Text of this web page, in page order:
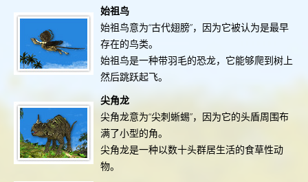
始祖鸟
始祖鸟意为“古代翅膀”，因为它被认为是最早
存在的鸟类。
始祖鸟是一种带羽毛的恐龙，它能够爬到树上
然后跳跃起飞。
尖角龙
尖角龙意为“尖刺蜥蜴”，因为它的头盾周围布
满了小型的角。
尖角龙是一种以数十头群居生活的食草性动
物。